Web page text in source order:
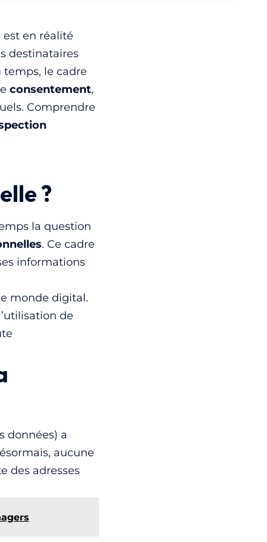
en réalité
destinataires
temps, le cadre
consentement,
Comprendre
?
la question
. Ce cadre
informations
monde digital.
de
données) a
aucune
des adresses